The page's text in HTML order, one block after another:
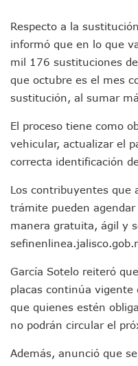
Puerto
Reporte
Localizan
Reportan Al
Coparmex
Estados
Gobierno
Evacúan
Reportan
Polvo,
Decomisan
Incendio
Congreso
Estados
Mueren 8
Unirse
Respecto a la
informó que en lo que
mil 176 sustituciones
que octubre es el mes
sustitución, al sumar
El proceso tiene como
vehicular, actualizar el
correcta identificación
Los contribuyentes que
trámite pueden
manera gratuita, ágil y
García Sotelo reiteró
placas continúa
que quienes estén
no podrán circular el
Además, anunció que